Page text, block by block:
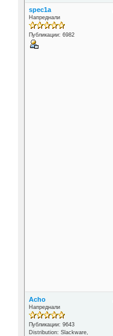
spec1a
Напреднали
Публикации: 6982
Acho
Напреднали
Публикации: 9643
Distribution: Slackware,